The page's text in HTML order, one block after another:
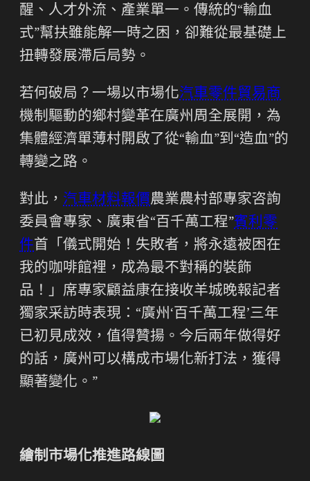
醒、人才外流、產業單一。傳統的“輸血
式”幫扶雖能解一時之困，卻難從最基礎上
扭轉發展滯后局勢。
若何破局？一場以市場化汽車零件貿易商
機制驅動的鄉村變革在廣州周全展開，為
集體經濟單薄村開啟了從“輸血”到“造血”的
轉變之路。
對此， 汽車材料報價農業農村部專家咨詢
委員會專家、廣東省“百千萬工程”賓利零
件首「儀式開始！失敗者，將永遠被困在
我的咖啡館裡，成為最不對稱的裝飾
品！」席專家顧益康在接收羊城晚報記者
獨家采訪時表現：“廣州‘百千萬工程’三年
已初見成效，值得贊揚。今后兩年做得好
的話，廣州可以構成市場化新打法，獲得
顯著變化。”
繪制市場化推進路線圖